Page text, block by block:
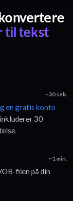
til tekst
~30 sek.
en gratis konto
30
~1 min.
filen på din